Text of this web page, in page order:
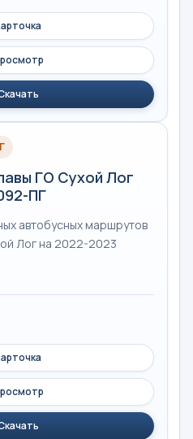
ГО Сухой Лог
ПГ
автобусных маршрутов
Лог на 2022-2023